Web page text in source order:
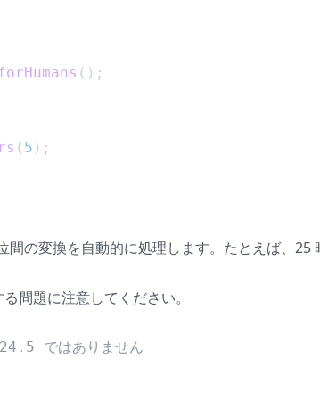
();
( 5 );
の変換を自動的に処理します。たとえば、25
問題に注意してください。
ではありません